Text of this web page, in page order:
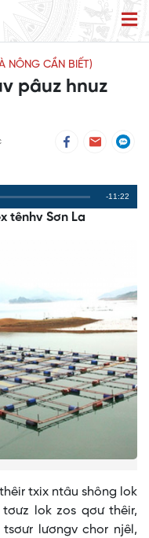
NÔNG CẦN BIẾT)
pâuz hnuz
Remaining
-11:22
tênhv Sơn La
txix ntâu shông lok
lok zos qơư thêir,
lươngv chor njêl,